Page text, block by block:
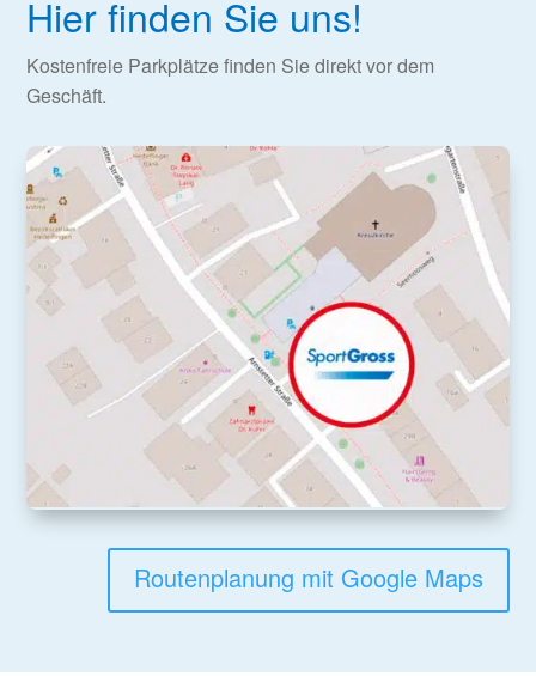
Hier finden Sie uns!
Kostenfreie Parkplätze finden Sie direkt vor dem
Geschäft.
Routenplanung mit Google Maps